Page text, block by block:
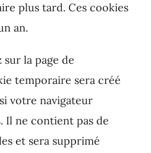
plus tard. Ces cookies
an.
sur la page de
temporaire sera créé
votre navigateur
Il ne contient pas de
et sera supprimé